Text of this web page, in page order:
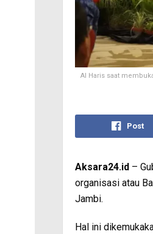
Al Haris saat
Post
Aksara24.id –
organisasi atau
Jambi.
Hal ini